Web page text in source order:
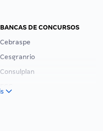
BANCAS DE CONCURSOS
Cebraspe
Cesgranrio
Consulplan